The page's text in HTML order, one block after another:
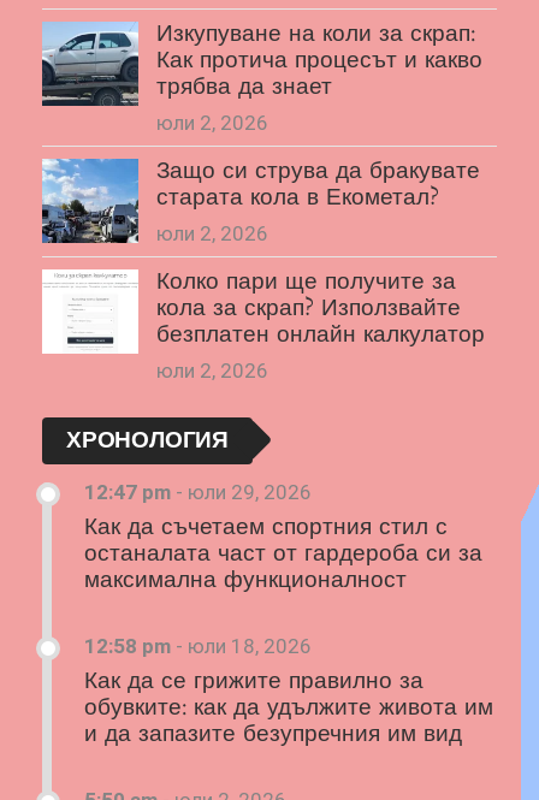
Изкупуване на коли за скрап:
Как протича процесът и какво
трябва да знает
юли 2, 2026
Защо си струва да бракувате
старата кола в Екометал?
юли 2, 2026
Колко пари ще получите за
кола за скрап? Използвайте
безплатен онлайн калкулатор
юли 2, 2026
ХРОНОЛОГИЯ
12:47 pm - юли 29, 2026
Как да съчетаем спортния стил с
останалата част от гардероба си за
максимална функционалност
12:58 pm - юли 18, 2026
Как да се грижите правилно за
обувките: как да удължите живота им
и да запазите безупречния им вид